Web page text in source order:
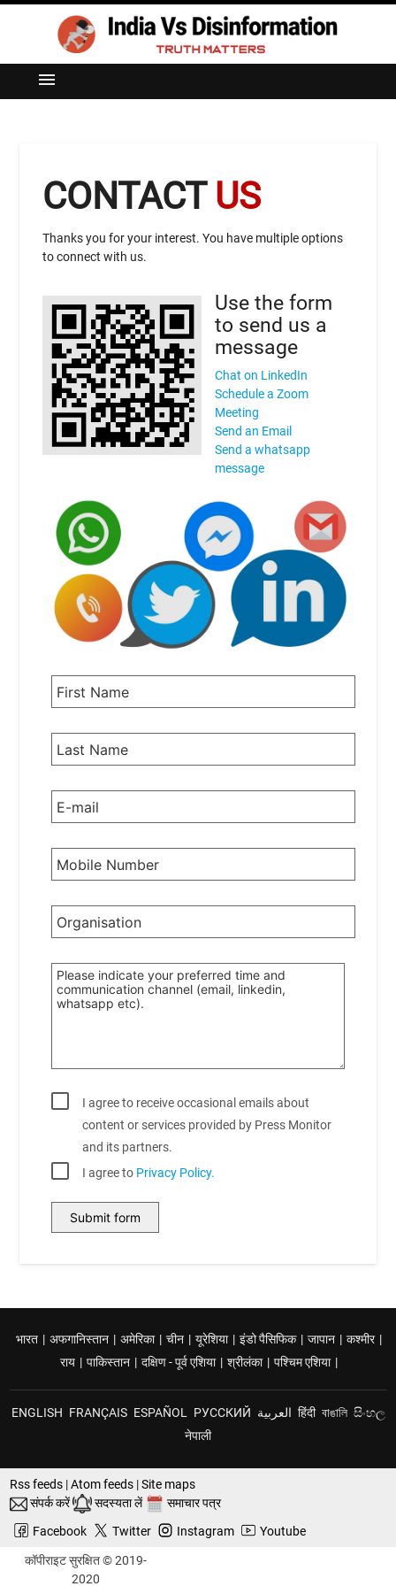
menu
CONTACT US
Thanks you for your interest. You have multiple options
to connect with us.
Use the form
to send us a
message
Chat on LinkedIn
Schedule a Zoom
Meeting
Send an Email
Send a whatsapp
message
I agree to receive occasional emails about
content or services provided by Press Monitor
and its partners.
I agree to Privacy Policy.
भारत | अफगानिस्तान | अमेरिका | चीन | यूरेशिया | इंडो पैसिफिक | जापान | कश्मीर |
राय | पाकिस्तान | दक्षिण - पूर्व एशिया | श्रीलंका | पश्चिम एशिया |
ENGLISH FRANÇAIS ESPAÑOL РУССКИЙ العربية हिंदी বাঙালি සිංහල
नेपाली
Rss feeds|Atom feeds|Site maps
संपर्क करें
सदस्यता लें
समाचार पत्र
Facebook
Twitter Instagram Youtube
कॉपीराइट सुरक्षित © 2019-
2020